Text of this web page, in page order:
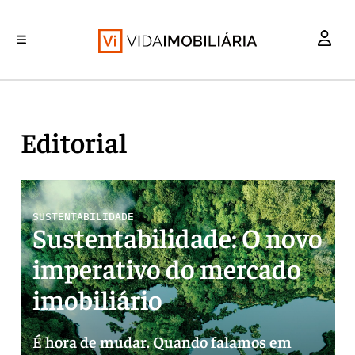
Editorial
SUSTENTABILIDADE
Sustentabilidade: O novo
imperativo do mercado
imobiliário
É hora de mudar. Quando falamos em